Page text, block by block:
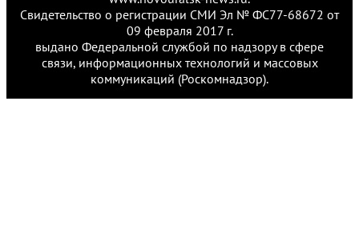
Свидетельство о регистрации СМИ Эл № ФС77-68672 от
09 февраля 2017 г.
выдано Федеральной службой по надзору в сфере
связи, информационных технологий и массовых
коммуникаций (Роскомнадзор).